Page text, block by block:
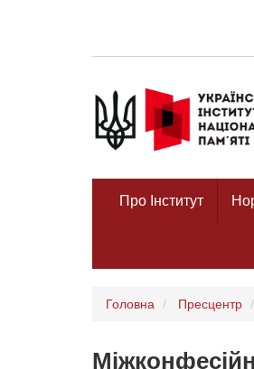
Про Інститут
Головна Пресцентр